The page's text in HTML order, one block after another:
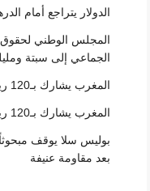
الدولار يتراجع أمام الدرهم بنسبة
المجلس الوطني لحقوق
الجماعي إلى سبتة
المغرب يشارك بـ120 رياضيا في دورة تارانتو 2026
المغرب يشارك بـ120 رياضيا في دورة تارانتو 2026
بوليس سلا يوقف
بعد مقاومة عنيفة